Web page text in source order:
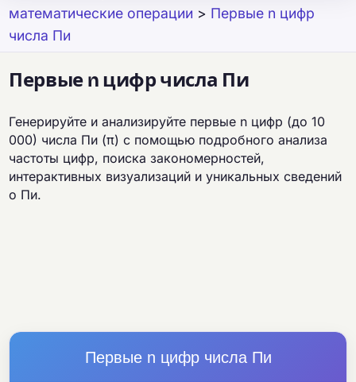
математические операции > Первые n цифр
числа Пи
Первые n цифр числа Пи
Генерируйте и анализируйте первые n цифр (до 10
000) числа Пи (π) с помощью подробного анализа
частоты цифр, поиска закономерностей,
интерактивных визуализаций и уникальных сведений
о Пи.
Первые n цифр числа Пи